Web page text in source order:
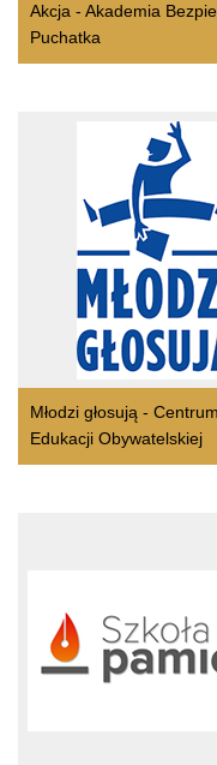
Akcja - Akademia
Puchatka
Młodzi głosują - Centrum
Edukacji Obywatelskiej